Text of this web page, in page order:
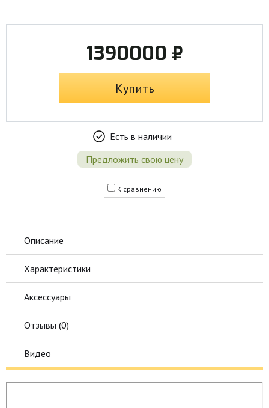
1390000 ₽
Купить
Есть в наличии
Предложить свою цену
К сравнению
Описание
Характеристики
Аксессуары
Отзывы (0)
Видео